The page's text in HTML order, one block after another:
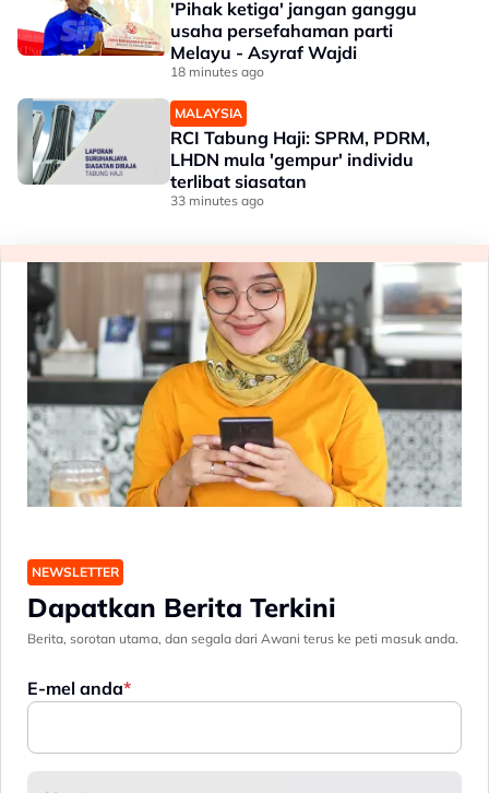
'Pihak ketiga' jangan ganggu
usaha persefahaman parti
Melayu - Asyraf Wajdi
18 minutes ago
MALAYSIA
RCI Tabung Haji: SPRM, PDRM,
LHDN mula 'gempur' individu
terlibat siasatan
33 minutes ago
NEWSLETTER
Dapatkan Berita Terkini
Berita, sorotan utama, dan segala dari Awani terus ke peti masuk anda.
E-mel anda